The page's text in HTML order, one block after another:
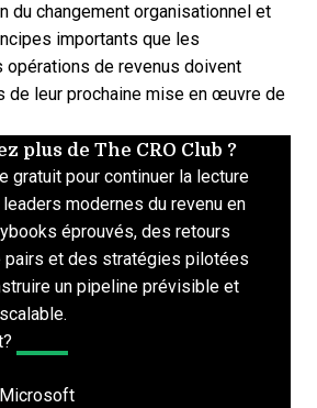
du changement organisationnel et
importants que les
de revenus doivent
de leur prochaine mise en œuvre de
plus de The CRO Club ?
gratuit pour continuer la lecture
modernes du revenu en
éprouvés, des retours
pairs et des stratégies pilotées
un pipeline prévisible et
Microsoft